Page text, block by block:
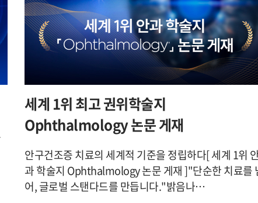
세계 1위 최고 권위학술지
Ophthalmology 논문 게재
안구건조증 치료의 세계적 기준을 정립하다[ 세계 1위
과 학술지 Ophthalmology 논문 게재 ]"단순한 치료를
어, 글로벌 스탠다드를 만듭니다."밝음나…